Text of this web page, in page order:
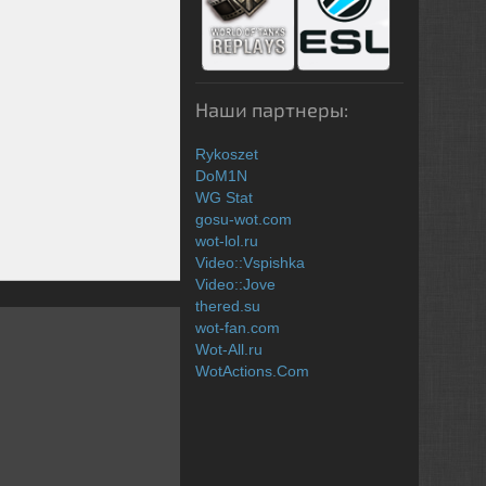
Наши партнеры:
Rykoszet
DoM1N
WG Stat
gosu-wot.com
wot-lol.ru
Video::Vspishka
Video::Jove
thered.su
wot-fan.com
Wot-All.ru
WotActions.Com